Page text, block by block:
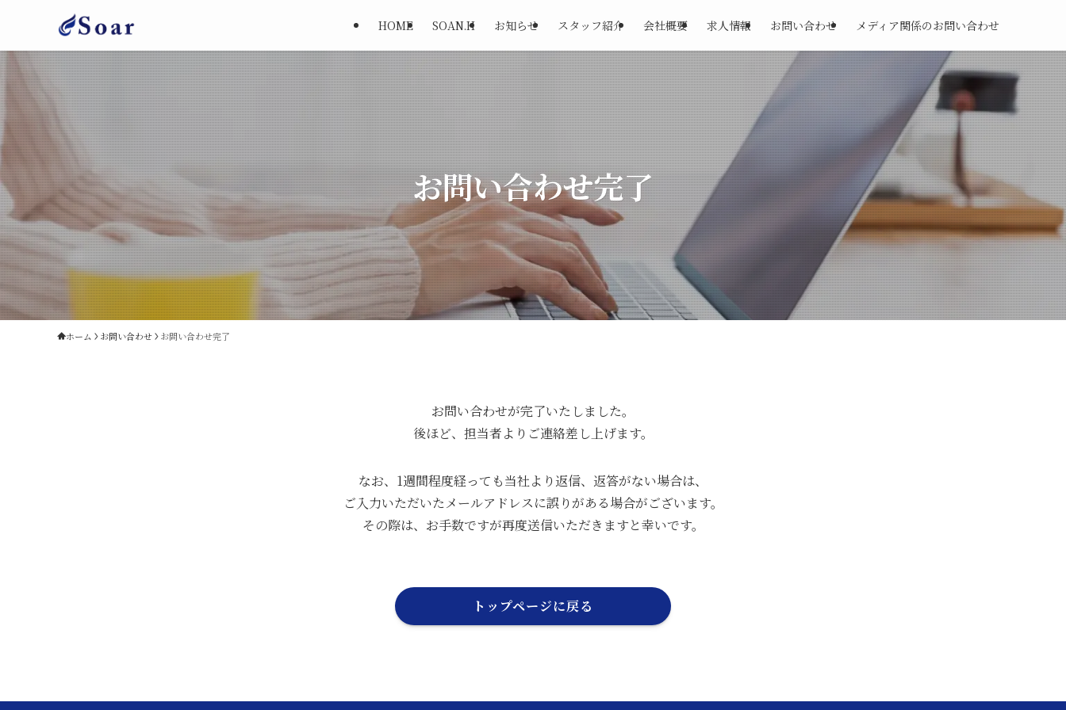
HOME SOAN.H お知らせ スタッフ紹介 会社概要 求人情報 お問い合わせ メディア関係のお問い合わせ
お問い合わせ完了
ホーム お問い合わせ お問い合わせ完了
お問い合わせが完了いたしました。
後ほど、担当者よりご連絡差し上げます。
なお、1週間程度経っても当社より返信、返答がない場合は、
ご入力いただいたメールアドレスに誤りがある場合がございます。
その際は、お手数ですが再度送信いただきますと幸いです。
トップページに戻る